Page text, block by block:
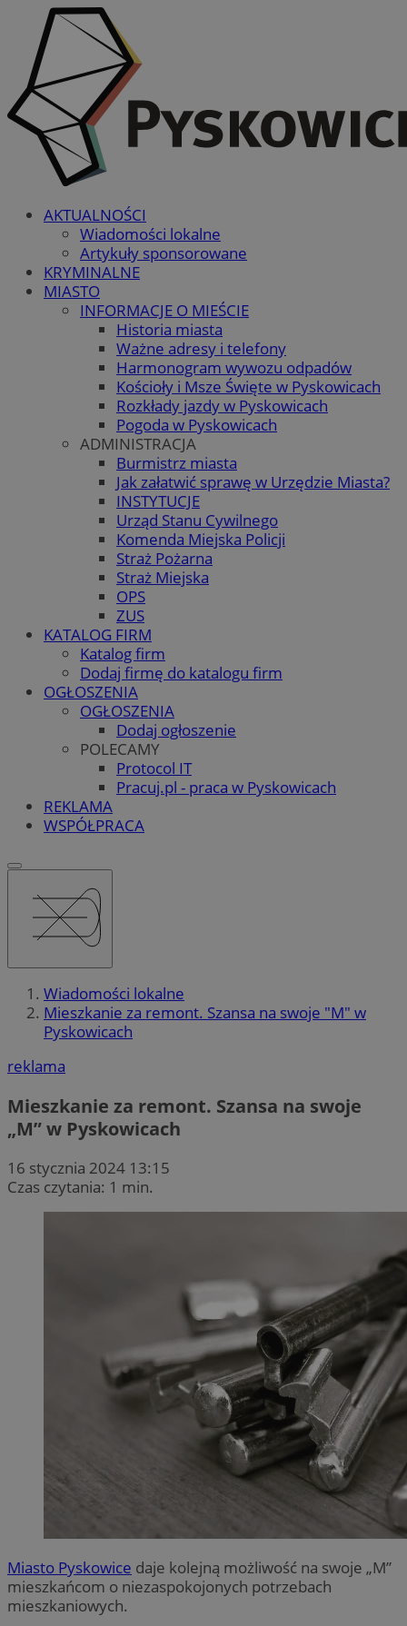
AKTUALNOŚCI
Wiadomości lokalne
Artykuły sponsorowane
KRYMINALNE
MIASTO
INFORMACJE O MIEŚCIE
Historia miasta
Ważne adresy i telefony
Harmonogram wywozu odpadów
Kościoły i Msze Święte w Pyskowicach
Rozkłady jazdy w Pyskowicach
Pogoda w Pyskowicach
ADMINISTRACJA
Burmistrz miasta
Jak załatwić sprawę w Urzędzie Miasta?
INSTYTUCJE
Urząd Stanu Cywilnego
Komenda Miejska Policji
Straż Pożarna
Straż Miejska
OPS
ZUS
KATALOG FIRM
Katalog firm
Dodaj firmę do katalogu firm
OGŁOSZENIA
OGŁOSZENIA
Dodaj ogłoszenie
POLECAMY
Protocol IT
Pracuj.pl - praca w Pyskowicach
REKLAMA
WSPÓŁPRACA
Wiadomości lokalne
Mieszkanie za remont. Szansa na swoje "M" w
Pyskowicach
reklama
Mieszkanie za remont. Szansa na swoje
„M” w Pyskowicach
16 stycznia 2024 13:15
Czas czytania: 1 min.
Miasto Pyskowice daje kolejną możliwość na swoje „M”
mieszkańcom o niezaspokojonych potrzebach
mieszkaniowych.